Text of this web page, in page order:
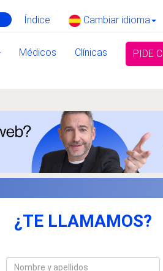
Índice Cambiar idioma
Médicos Clínicas PIDE
¿TE LLAMAMOS?